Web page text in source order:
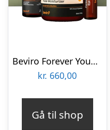
Beviro Forever Young Set
kr. 660,00
Gå til shop